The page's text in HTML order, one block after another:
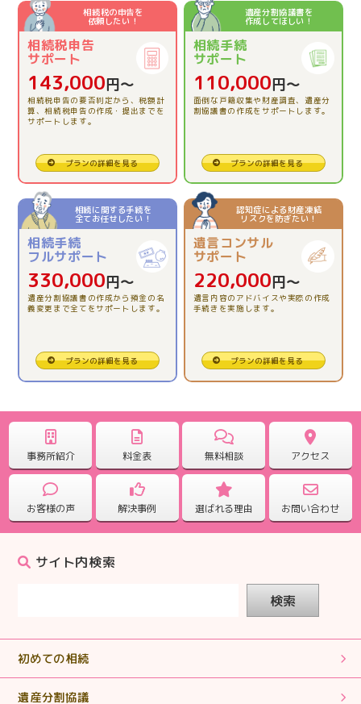
【相続税申告】とてもわかりやすくお話しして下さりあ
りがとうございました。
【相続税申告】的確にアドバイスをいただき、本当に助
かりました。
2026.03.13
【相続税申告】とても親切で、安心でした。
2025.12.12
【相続税精算課税制度の活用】理解できました。
2025.11.26
【相続税申告】全ておまかせ出来たので安心でした。
2025.10.31
【相続税申告】一人で悩む前に、専門に相談してみて。
2025.09.25
【相続税申告】どんな事でも聞いて対応していただけま
した。
2025.09.25
【相続税申告】ていねいに対応していただきありがとう
【相続税申告】誰にも相談するつてのない方の支えとな
相続税の申告を
依頼したい！
相続税申告
サポート
143,000円〜
相続税申告の要否判定から、税額計
算、相続税申告の作成・提出までを
サポートします。
プランの詳細を見る
遺産分割協議書を
作成してほしい！
相続手続
サポート
110,000円〜
面倒な戸籍収集や財産調査、遺産分
割協議書の作成をサポートします。
プランの詳細を見る
相続に関する手続を
全てお任せしたい！
相続手続
フルサポート
330,000円〜
遺産分割協議書の作成から預金の名
義変更まで全てをサポートします。
プランの詳細を見る
認知症による財産凍結
リスクを防ぎたい！
遺言コンサル
サポート
220,000円〜
遺言内容のアドバイスや実際の作成
手続きを実施します。
プランの詳細を見る
事務所紹介 料金表 無料相談 アクセス
お客様の声 解決事例 選ばれる理由 お問い合わせ
サイト内検索
検索
初めての相続
遺産分割協議